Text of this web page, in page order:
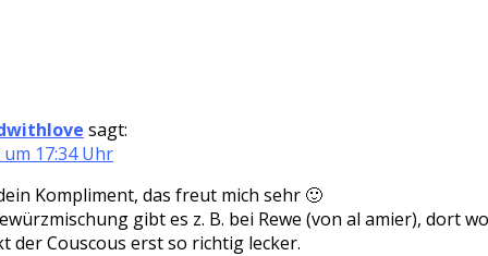
sagt:
17:34 Uhr
Kompliment, das freut mich sehr 🙂
gibt es z. B. bei Rewe (von al amier), dort
der Couscous erst so richtig lecker.